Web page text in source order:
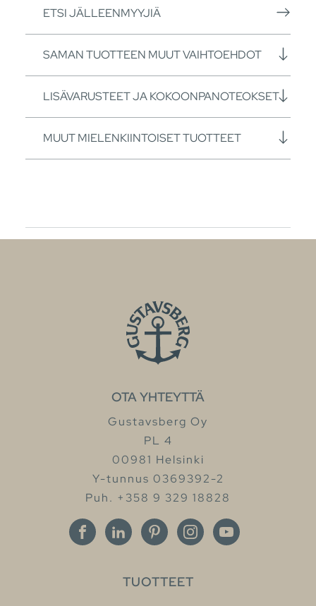
ETSI JÄLLEENMYYJIÄ
SAMAN TUOTTEEN MUUT VAIHTOEHDOT
LISÄVARUSTEET JA KOKOONPANOTEOKSET
MUUT MIELENKIINTOISET TUOTTEET
OTA YHTEYTTÄ
Gustavsberg Oy
PL 4
00981 Helsinki
Y-tunnus 0369392-2
Puh. +358 9 329 18828
TUOTTEET